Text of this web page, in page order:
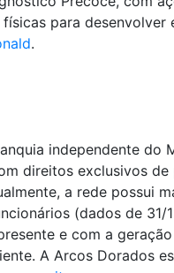
para
.
independente do
direitos exclusivos
a rede possui
(dados de
e com a
A Arcos Dorados